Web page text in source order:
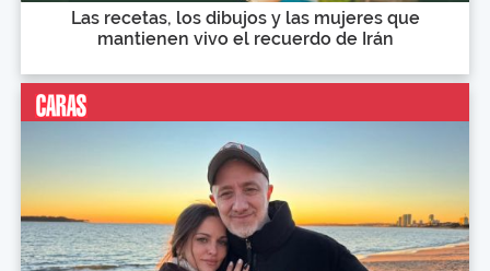
Las recetas, los dibujos y las mujeres que
mantienen vivo el recuerdo de Irán